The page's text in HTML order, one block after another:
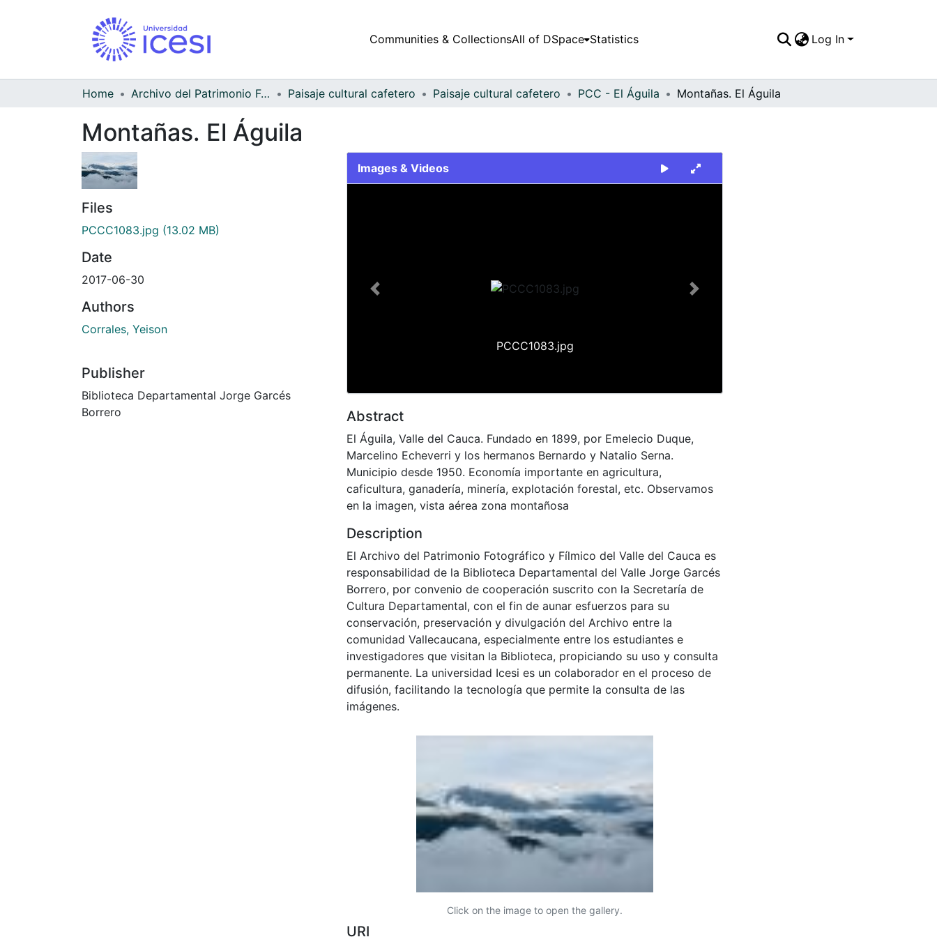
Communities & CollectionsAll of DSpace Statistics Log In
Home Archivo del Patrimonio Fotográfico y Fílmico del Valle del Cauca Paisaje cultural cafetero Paisaje cultural cafetero PCC - El Águila Montañas. El Águila
Montañas. El Águila
Files
PCCC1083.jpg (13.02 MB)
Date
2017-06-30
Authors
Corrales, Yeison
Publisher
Biblioteca Departamental Jorge Garcés
Borrero
Images & Videos
PCCC1083.jpg
Previous Next
Abstract
El Águila, Valle del Cauca. Fundado en 1899, por Emelecio Duque,
Marcelino Echeverri y los hermanos Bernardo y Natalio Serna.
Municipio desde 1950. Economía importante en agricultura,
caficultura, ganadería, minería, explotación forestal, etc. Observamos
en la imagen, vista aérea zona montañosa
Description
El Archivo del Patrimonio Fotográfico y Fílmico del Valle del Cauca es
responsabilidad de la Biblioteca Departamental del Valle Jorge Garcés
Borrero, por convenio de cooperación suscrito con la Secretaría de
Cultura Departamental, con el fin de aunar esfuerzos para su
conservación, preservación y divulgación del Archivo entre la
comunidad Vallecaucana, especialmente entre los estudiantes e
investigadores que visitan la Biblioteca, propiciando su uso y consulta
permanente. La universidad Icesi es un colaborador en el proceso de
difusión, facilitando la tecnología que permite la consulta de las
imágenes.
Click on the image to open the gallery.
URI